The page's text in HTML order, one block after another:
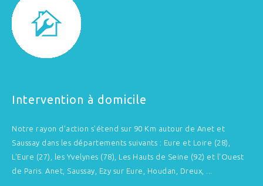
Intervention à domicile
Notre rayon d'action s'étend sur 90 Km autour de Anet et
Saussay dans les départements suivants : Eure et Loire (28),
L'Eure (27), les Yvelynes (78), Les Hauts de Seine (92) et l'Ouest
de Paris. Anet, Saussay, Ezy sur Eure, Houdan, Dreux, ...